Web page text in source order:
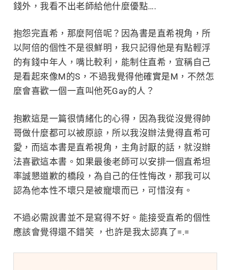
錢外，我看不出老師給他什麼優點….
抱怨完直希，那麼阿倍呢？因為書是直希視角，所
以阿倍的個性不是很鮮明，我只記得他是有點輕浮
的有錢中年人，嘴比較利，能制住直希，宣稱自己
是看起來像M的S，不過我覺得他確實是M，不然怎
麼會喜歡一個一直叫他死Gay的人？
抱歉這是一篇很情緒化的心得，因為我從沒覺得帥
哥做什麼都可以被原諒，所以我沒辦法覺得直希可
愛，而這本書是直希視角，主角討厭的話，就沒辦
法喜歡這本書。如果最後老師可以安排一個直希坦
率誠懇道歉的橋段，為自己的任性悔改，那我可以
認為他本性不壞只是被寵壞而已，可惜沒有。
不過必需說書並不是寫得不好。能接受直希的個性
應該會覺得還不錯笑 ，也許是我太認真了=.=